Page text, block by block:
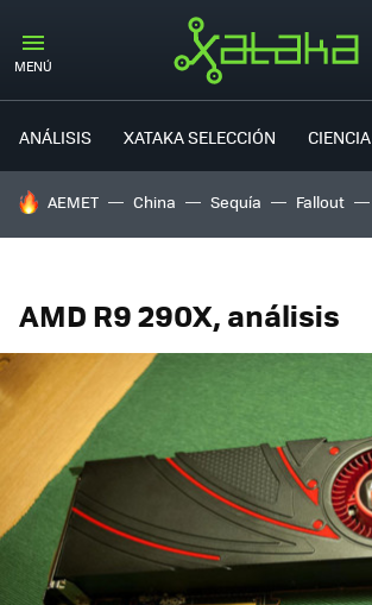
MENÚ
ANÁLISIS XATAKA SELECCIÓN CIENCIA
HOY SE HABLA DE
AEMET China Sequía Fallout
AMD R9 290X, análisis